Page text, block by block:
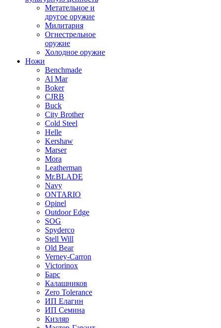
Метательное и
другое оружие
Милитария
Огнестрельное
оружие
Холодное оружие
Ножи
Benchmade
Al Mar
Boker
CJRB
Buck
City Brother
Cold Steel
Helle
Kershaw
Marser
Mora
Leatherman
Mr.BLADE
Navy
ONTARIO
Opinel
Outdoor Edge
SOG
Spyderco
Stell Will
Old Bear
Verney-Carron
Victorinox
Барс
Калашников
Zero Tolerance
ИП Елагин
ИП Семина
Кизляр